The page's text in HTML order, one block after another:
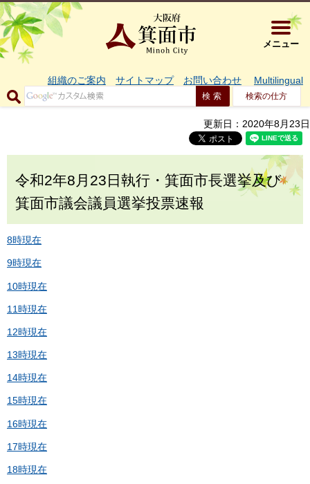
大阪府箕
メニュー
組織のご案内 サイトマップ お問い合わせ Multilingual
検索の仕方
更新日：2020年8月23日
令和2年8月23日執行・箕面市長選挙及び
箕面市議会議員選挙投票速報
8時現在
9時現在
10時現在
11時現在
12時現在
13時現在
14時現在
15時現在
16時現在
17時現在
18時現在